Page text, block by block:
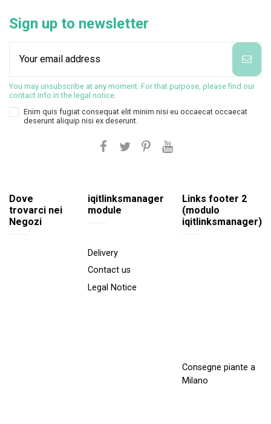
Sign up to newsletter
You may unsubscribe at any moment. For that purpose, please find our
contact info in the legal notice.
Enim quis fugiat consequat elit minim nisi eu occaecat occaecat
deserunt aliquip nisi ex deserunt.
Dove
trovarci nei
Negozi
iqitlinksmanager
module
Delivery
Contact us
Legal Notice
Links footer 2
(modulo
iqitlinksmanager)
Consegne piante a
Milano